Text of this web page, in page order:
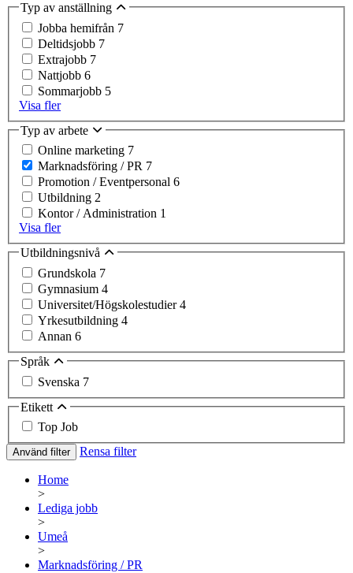
Typ av anställning
Jobba hemifrån 7
Deltidsjobb 7
Extrajobb 7
Nattjobb 6
Sommarjobb 5
Visa fler
Typ av arbete
Online marketing 7
Marknadsföring / PR 7
Promotion / Eventpersonal 6
Utbildning 2
Kontor / Administration 1
Visa fler
Utbildningsnivå
Grundskola 7
Gymnasium 4
Universitet/Högskolestudier4
Yrkesutbildning 4
Annan 6
Språk
Svenska 7
Etikett
Top Job
Använd filter Rensa filter
Home
>
Lediga jobb
>
Umeå
>
Marknadsföring / PR